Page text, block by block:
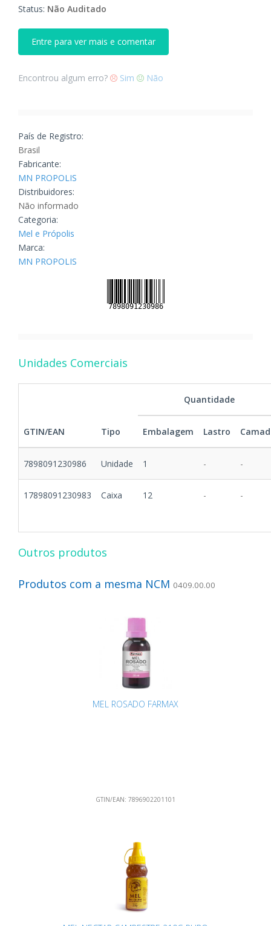
Status: Não Auditado
Entre para ver mais e comentar
Encontrou algum erro? Sim Não
País de Registro:
Brasil
Fabricante:
MN PROPOLIS
Distribuidores:
Não informado
Categoria:
Mel e Própolis
Marca:
MN PROPOLIS
Unidades Comerciais
GTIN/EAN Tipo
Quantidade
Embalagem Lastro
7898091230986 Unidade 1 - -
17898091230983 Caixa 12 - -
Outros produtos
Produtos com a mesma NCM 0409.00.00
MEL ROSADO FARMAX
GTIN/EAN: 7896902201101